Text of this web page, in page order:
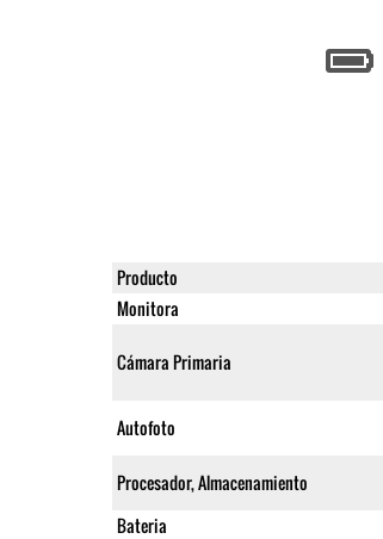
Producto
Monitora
Cámara Primaria
Autofoto
Procesador, Almacenamiento
Bateria